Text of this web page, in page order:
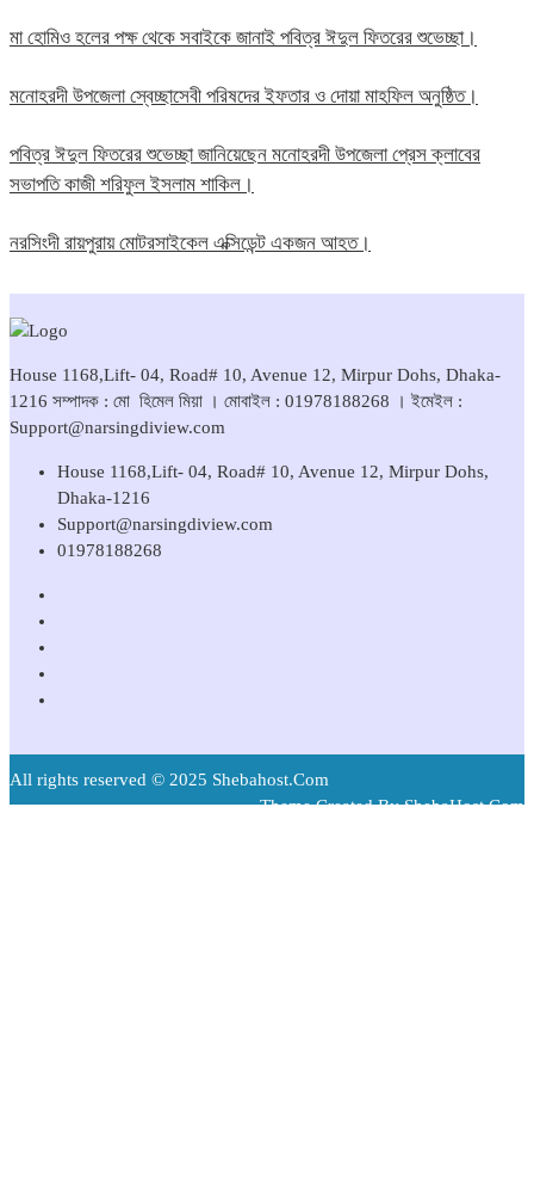
মা হোমিও হলের পক্ষ থেকে সবাইকে জানাই পবিত্র ঈদুল ফিতরের শুভেচ্ছা।
মনোহরদী উপজেলা স্বেচ্ছাসেবী পরিষদের ইফতার ও দোয়া মাহফিল অনুষ্ঠিত।
পবিত্র ঈদুল ফিতরের শুভেচ্ছা জানিয়েছেন মনোহরদী উপজেলা প্রেস ক্লাবের
সভাপতি কাজী শরিফুল ইসলাম শাকিল।
নরসিংদী রায়পুরায় মোটরসাইকেল এক্সিডেন্ট একজন আহত।
House 1168,Lift- 04, Road# 10, Avenue 12, Mirpur Dohs, Dhaka-
1216 সম্পাদক : মো হিমেল মিয়া । মোবাইল : 01978188268 । ইমেইল :
Support@narsingdiview.com
House 1168,Lift- 04, Road# 10, Avenue 12, Mirpur Dohs,
Dhaka-1216
Support@narsingdiview.com
01978188268
All rights reserved © 2025 Shebahost.Com
Theme Created By ShebaHost.Com